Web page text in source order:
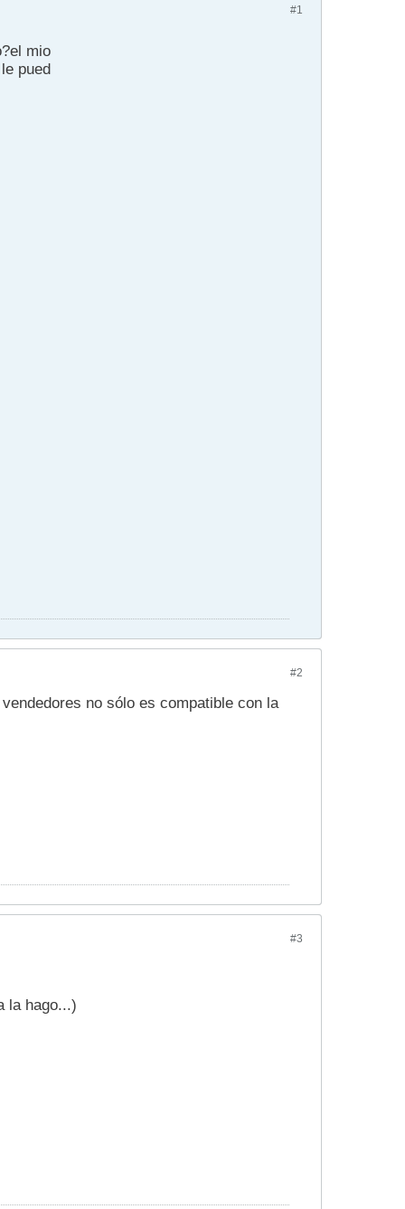
#1
mio
pued
#2
no sólo es compatible con la
#3
la hago...)